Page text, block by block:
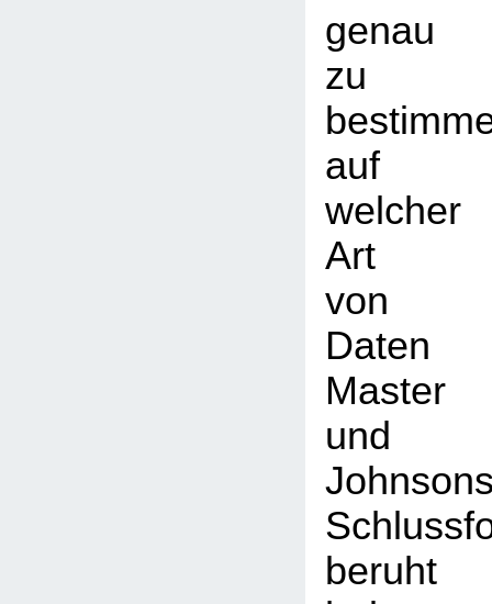
genau
zu
auf
welcher
Art
von
Daten
Master
und
beruht